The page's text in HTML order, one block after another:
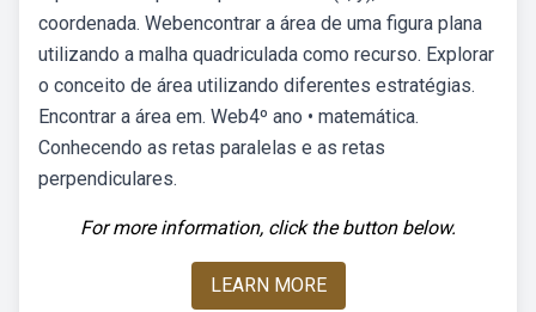
coordenada. Webencontrar a área de uma figura plana
utilizando a malha quadriculada como recurso. Explorar
o conceito de área utilizando diferentes estratégias.
Encontrar a área em. Web4º ano • matemática.
Conhecendo as retas paralelas e as retas
perpendiculares.
For more information, click the button below.
LEARN MORE